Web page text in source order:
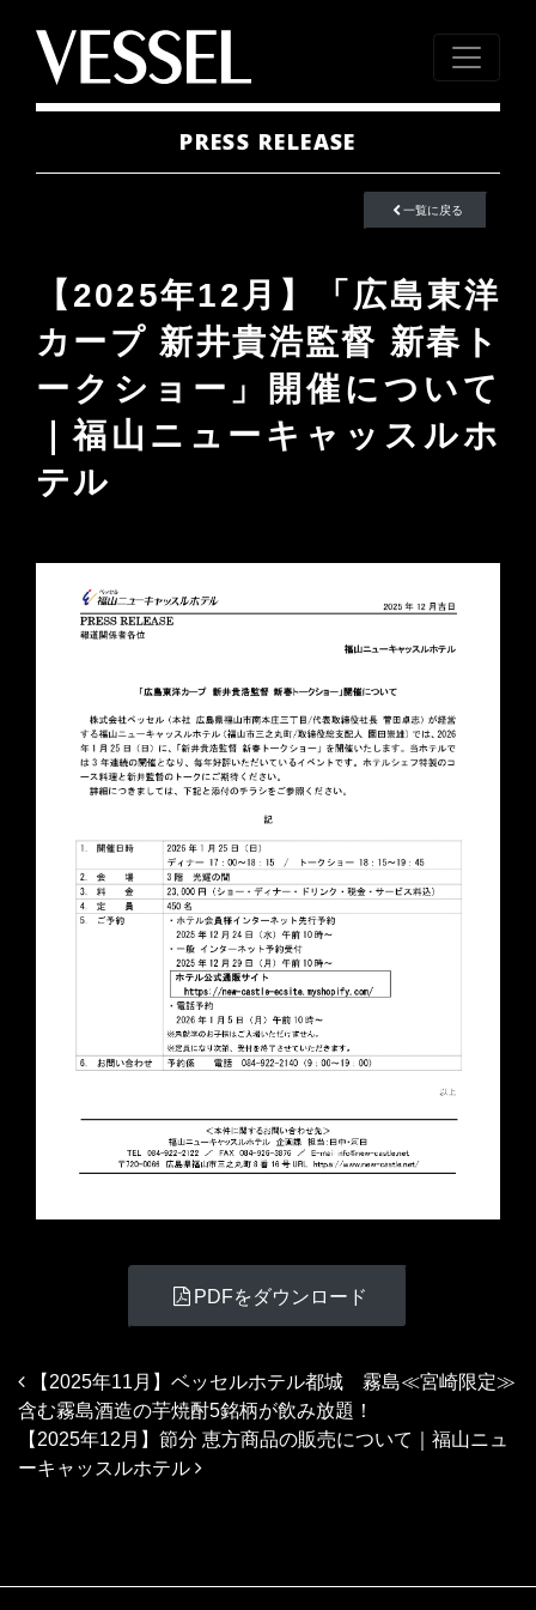
PRESS RELEASE
一覧に戻る
【2025年12月】「広島東洋
カープ 新井貴浩監督 新春ト
ークショー」開催について
｜福山ニューキャッスルホ
テル
PDFをダウンロード
投稿ナビゲーション
【2025年11月】ベッセルホテル都城 霧島≪宮崎限定≫
含む霧島酒造の芋焼酎5銘柄が飲み放題！
【2025年12月】節分 恵方商品の販売について｜福山ニュ
ーキャッスルホテル